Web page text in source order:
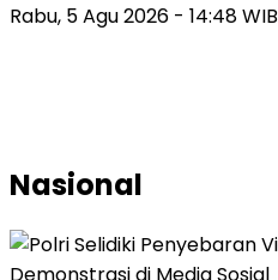
Rabu, 5 Agu 2026 - 14:48 WIB
Nasional